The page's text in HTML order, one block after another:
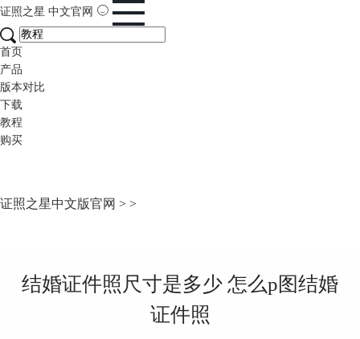
证照之星 中文官网
首页
产品
版本对比
下载
教程
购买
证照之星中文版官网 > >
结婚证件照尺寸是多少 怎么p图结婚
证件照